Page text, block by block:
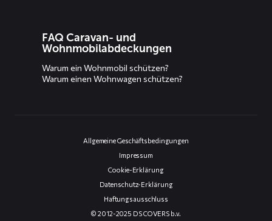
FAQ Caravan- und
Wohnmobilabdeckungen
Warum ein Wohnmobil schützen?
Warum einen Wohnwagen schützen?
Allgemeine Geschäftsbedingungen
Impressum
Cookie-Erklärung
Datenschutz-Erklärung
Haftungsausschluss
© 2012-2025 DS COVERS b.v.